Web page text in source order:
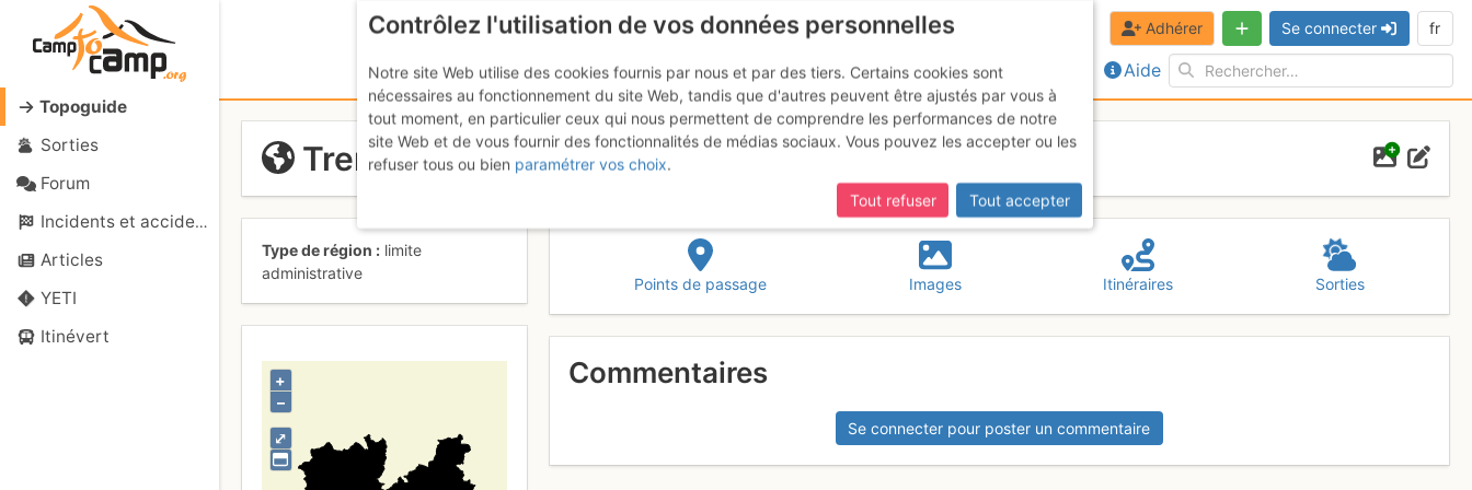
Topoguide
Sorties
Forum
Incidents et accidents
Articles
YETI
Itinévert
Aide
Adhérer Se connecter fr
Trentino
Type de région
limite
administrative
⤢
+
–
Points de passage Images Itinéraires Sorties
Commentaires
Se connecter pour poster un commentaire
Contrôlez l'utilisation de vos données personnelles
Notre site Web utilise des cookies fournis par nous et par des tiers. Certains cookies sont
nécessaires au fonctionnement du site Web, tandis que d'autres peuvent être ajustés par vous à
tout moment, en particulier ceux qui nous permettent de comprendre les performances de notre
site Web et de vous fournir des fonctionnalités de médias sociaux. Vous pouvez les accepter ou les
refuser tous ou bien paramétrer vos choix.
Tout refuser
Tout accepter